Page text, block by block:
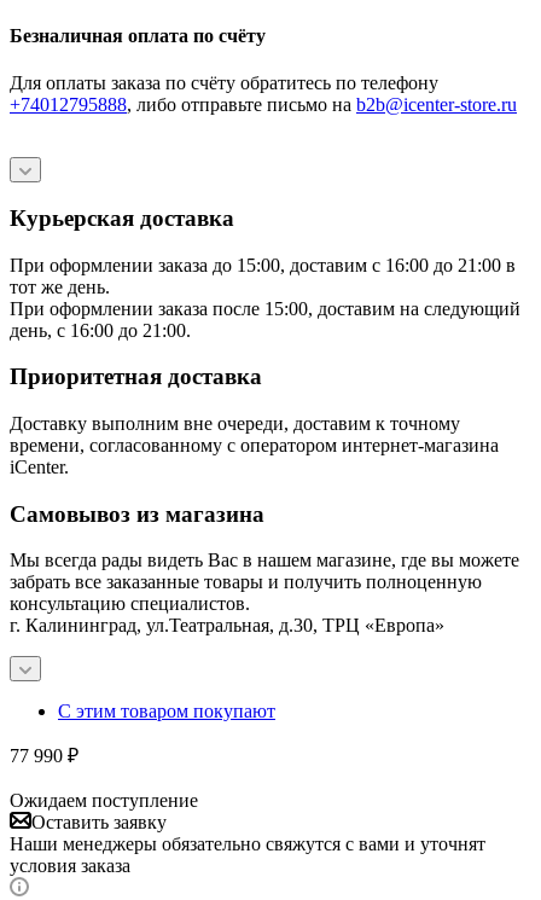
Безналичная оплата по счёту
Для оплаты заказа по счёту обратитесь по телефону
+74012795888, либо отправьте письмо на b2b@icenter-store.ru
Курьерская доставка
При оформлении заказа до 15:00, доставим с 16:00 до 21:00 в
тот же день.
При оформлении заказа после 15:00, доставим на следующий
день, с 16:00 до 21:00.
Приоритетная доставка
Доставку выполним вне очереди, доставим к точному
времени, согласованному с оператором интернет-магазина
iCenter.
Самовывоз из магазина
Мы всегда рады видеть Вас в нашем магазине, где вы можете
забрать все заказанные товары и получить полноценную
консультацию специалистов.
г. Калининград, ул.Театральная, д.30, ТРЦ «Европа»
С этим товаром покупают
77 990 ₽
Ожидаем поступление
Оставить заявку
Наши менеджеры обязательно свяжутся с вами и уточнят
условия заказа